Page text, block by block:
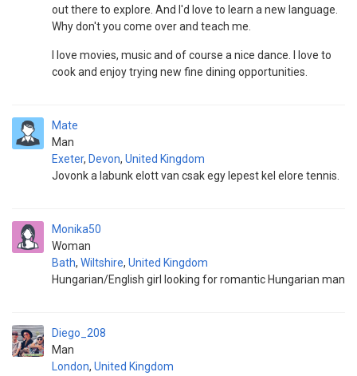
out there to explore. And I'd love to learn a new language.
Why don't you come over and teach me.
I love movies, music and of course a nice dance. I love to
cook and enjoy trying new fine dining opportunities.
Mate
Man
Exeter, Devon, United Kingdom
Jovonk a labunk elott van csak egy lepest kel elore tennis.
Monika50
Woman
Bath, Wiltshire, United Kingdom
Hungarian/English girl looking for romantic Hungarian man
Diego_208
Man
London, United Kingdom